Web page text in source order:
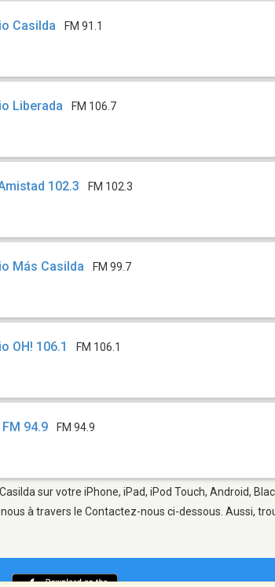
Casilda FM 91.1
Liberada FM 106.7
102.3 FM 102.3
Más Casilda FM 99.7
OH! 106.1 FM 106.1
FM 94.9 FM 94.9
sur votre iPhone, iPad, iPod Touch, Android,
à travers le Contactez-nous ci-dessous. Aussi,